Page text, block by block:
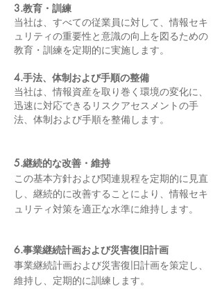
3.教育・訓練
当社は、すべての従業員に対して、情報セキ
ュリティの重要性と意識の向上を図るための
教育・訓練を定期的に実施します。
4.手法、体制および手順の整備
当社は、情報資産を取り巻く環境の変化に、
迅速に対応できるリスクアセスメントの手
法、体制および手順を整備します。
5.継続的な改善・維持
この基本方針および関連規程を定期的に見直
し、継続的に改善することにより、情報セキ
ュリティ対策を適正な水準に維持します。
6.事業継続計画および災害復旧計画
事業継続計画および災害復旧計画を策定し、
維持し、定期的に訓練します。